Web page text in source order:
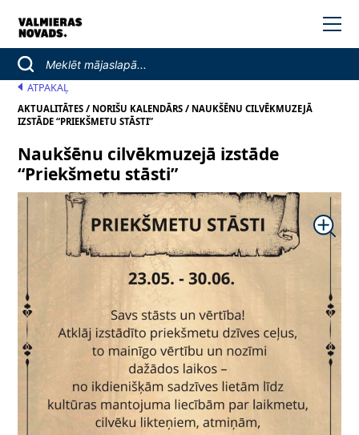
ATPAKAĻ
AKTUALITĀTES / NORIŠU KALENDĀRS / NAUKŠĒNU CILVĒKMUZEJĀ
IZSTĀDE “PRIEKŠMETU STĀSTI”
Naukšēnu cilvēkmuzejā izstāde
“Priekšmetu stāsti”